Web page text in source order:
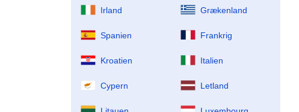
Irland Grækenland
Spanien Frankrig
Kroatien Italien
Cypern Letland